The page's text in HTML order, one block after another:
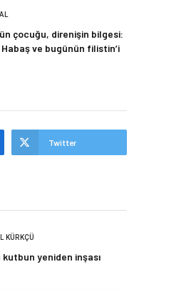
çocuğu, direnişin bilgesi:
Habaş ve bugünün filistin’i
Twitter
KÜRKÇÜ
kutbun yeniden inşası